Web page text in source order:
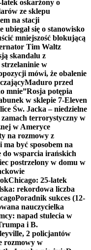
oskarżony o
ze sklepu
na stacji
się o stanowisko
mniejszość blokującą
Tim Waltz
skandalu z
w
mówi, że obalenie
Maduro przed
mnie”Rosja potępia
w sklepie 7-Eleven
Św. Jacka – niedzielne
terrorystyczny w
w Ameryce
na rozmowy z
być sposobem na
wsparcia irańskich
postrzelony w domu w
Chicago: 25-latek
rekordowa liczba
Poradnik sukces (12-
nauczycielka
napad stulecia w
i B.
2 policjantów
rozmowy w